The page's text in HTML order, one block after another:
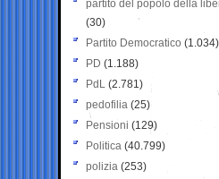
partito del popolo della
(30)
Partito Democratico (1.034)
PD (1.188)
PdL (2.781)
pedofilia (25)
Pensioni (129)
Politica (40.799)
polizia (253)